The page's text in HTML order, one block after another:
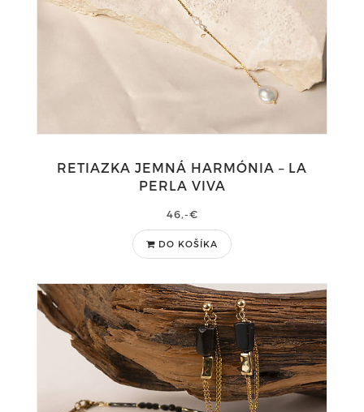
RETIAZKA JEMNÁ HARMÓNIA – LA
PERLA VIVA
46,-€
DO KOŠÍKA